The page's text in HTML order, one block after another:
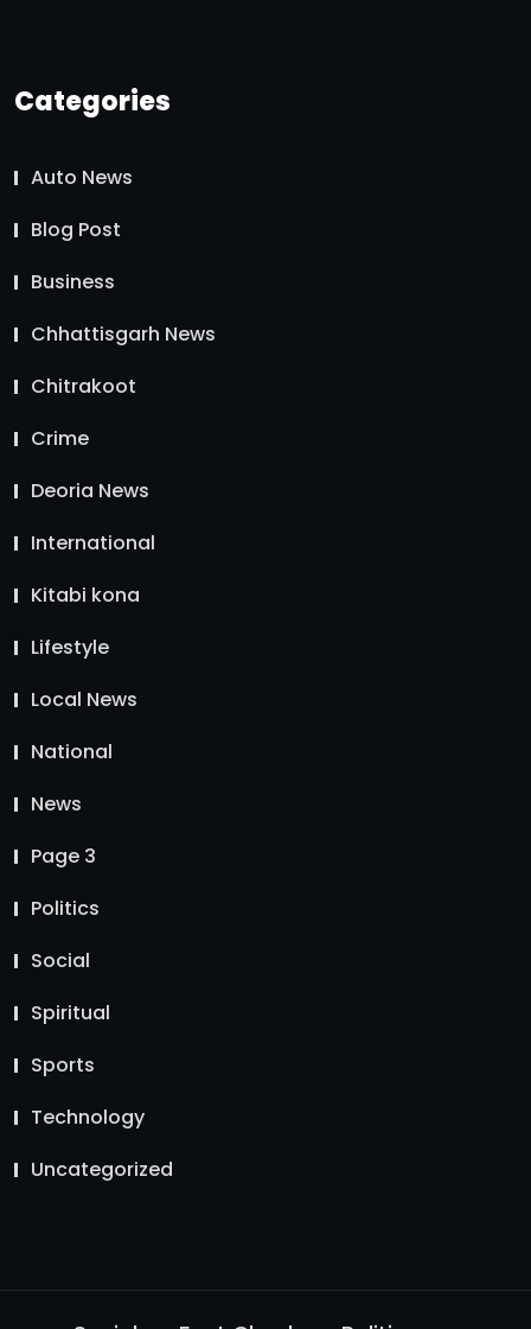
Categories
Auto News
Blog Post
Business
Chhattisgarh News
Chitrakoot
Crime
Deoria News
International
Kitabi kona
Lifestyle
Local News
National
News
Page 3
Politics
Social
Spiritual
Sports
Technology
Uncategorized